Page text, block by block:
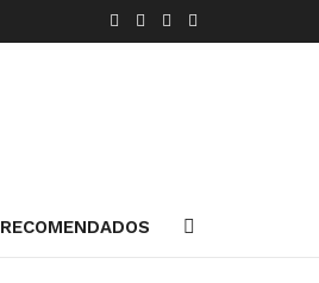
RECOMENDADOS